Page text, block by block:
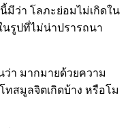
ว่า โลภะย่อมไม่เกิดใน
นรูปที่ไม่น่าปรารถนา
ว่า มากมายด้วยความ
ทสมูลจิตเกิดบ้าง หรือโม